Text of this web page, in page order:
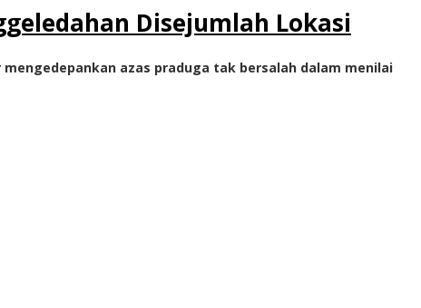
Disejumlah Lokasi
azas praduga tak bersalah dalam menilai